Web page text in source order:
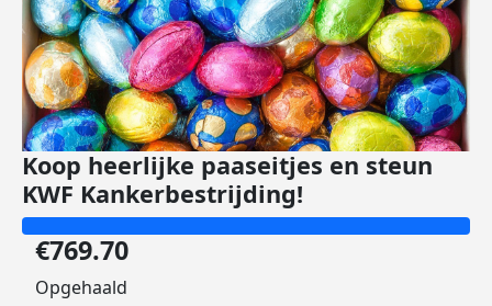
Koop heerlijke paaseitjes en steun
KWF Kankerbestrijding!
€769.70
Opgehaald